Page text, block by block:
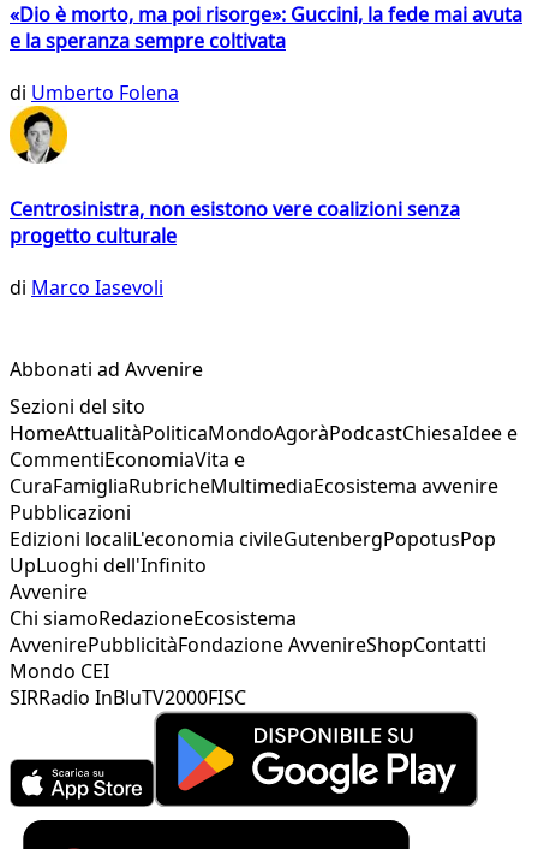
«Dio è morto, ma poi risorge»: Guccini, la fede mai avuta
e la speranza sempre coltivata
di Umberto Folena
Centrosinistra, non esistono vere coalizioni senza
progetto culturale
di Marco Iasevoli
Abbonati ad Avvenire
Sezioni del sito
HomeAttualitàPoliticaMondoAgoràPodcastChiesaIdee e
CommentiEconomiaVita e
CuraFamigliaRubricheMultimediaEcosistema avvenire
Pubblicazioni
Edizioni localiL'economia civileGutenbergPopotusPop
UpLuoghi dell'Infinito
Avvenire
Chi siamoRedazioneEcosistema
AvvenirePubblicitàFondazione AvvenireShopContatti
Mondo CEI
SIRRadio InBluTV2000FISC